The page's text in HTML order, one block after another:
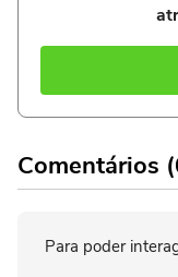
Comentários
Para poder